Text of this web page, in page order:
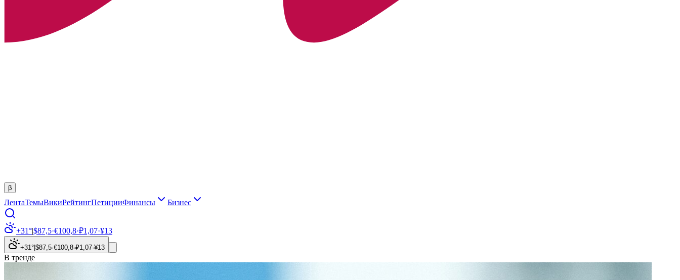
β
ЛентаТемыВикиРейтингПетицииФинансы Бизнес
+31°|$87,5·€100,8·₽1,07·¥13
+31° $87,5·€100,8·₽1,07·¥13
В тренде